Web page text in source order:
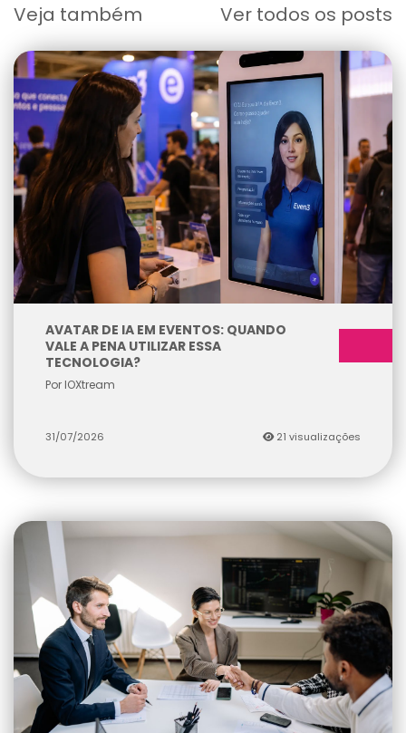
Veja também Ver todos os posts
AVATAR DE IA EM EVENTOS: QUANDO
VALE A PENA UTILIZAR ESSA
TECNOLOGIA?
Por IOXtream
31/07/2026 21 visualizações